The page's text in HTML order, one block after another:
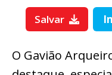
Salvar
O Gavião